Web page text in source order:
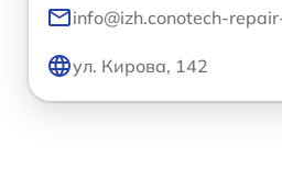
info@izh.conotech-
ул. Кирова, 142